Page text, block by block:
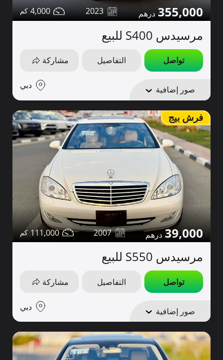
355,000
2023
4,000
مرسيدس S400 للبيع
تواصل التفاصيل مشاركة
صور إضافية دبي
فرش بيج
39,000
2007
111,000
مرسيدس S550 للبيع
تواصل التفاصيل مشاركة
صور إضافية دبي